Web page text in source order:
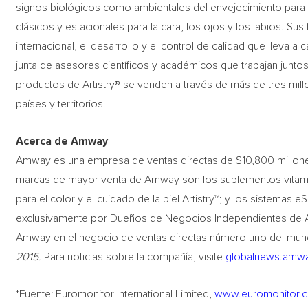
signos biológicos como ambientales del envejecimiento
clásicos y estacionales para la cara, los ojos y los labios.
internacional, el desarrollo y el control de calidad que lleva a
junta de asesores científicos y académicos que trabajan
productos de Artistry® se venden a través de más de tres
países y territorios.
Acerca de Amway
Amway es una empresa de ventas directas de $10,800
marcas de mayor venta de Amway son los suplementos
para el color y el cuidado de la piel Artistry™; y los sistemas
exclusivamente por Dueños de Negocios Independientes de
Amway en el negocio de ventas directas número uno del
2015. Para noticias sobre la compañía, visite
*Fuente: Euromonitor International Limited,